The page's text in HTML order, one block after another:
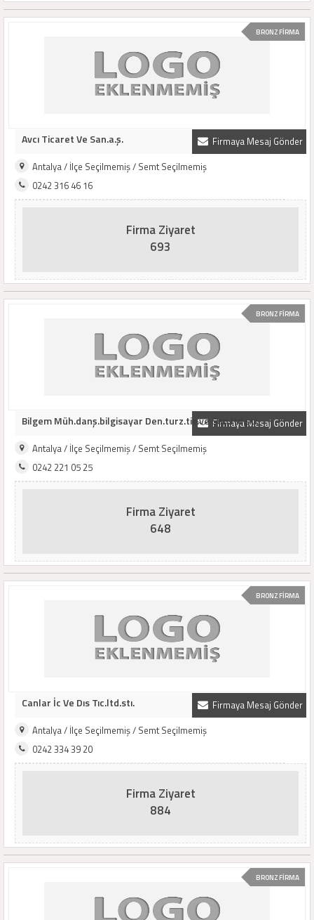
BRONZ FİRMA
Firmaya Mesaj Gönder
Avcı Ticaret Ve San.a.ş.
Antalya / İlçe Seçilmemiş / Semt Seçilmemiş
0242 316 46 16
Firma Ziyaret
693
BRONZ FİRMA
Firmaya Mesaj Gönder
Bilgem Müh.danş.bilgisayar Den.turz.tic.ve San.ltd.şti.
Antalya / İlçe Seçilmemiş / Semt Seçilmemiş
0242 221 05 25
Firma Ziyaret
648
BRONZ FİRMA
Firmaya Mesaj Gönder
Canlar İc Ve Dıs Tıc.ltd.stı.
Antalya / İlçe Seçilmemiş / Semt Seçilmemiş
0242 334 39 20
Firma Ziyaret
884
BRONZ FİRMA